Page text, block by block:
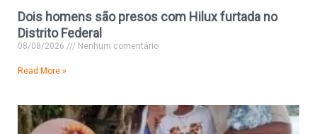
Dois homens são presos com Hilux furtada no
Distrito Federal
08/08/2026 Nenhum comentário
Read More »